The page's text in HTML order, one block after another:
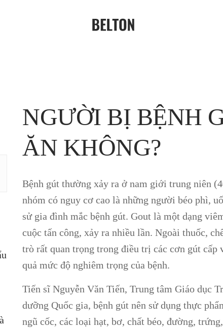
NGƯỜI BỊ BỆNH
ĂN KHÔNG?
Bệnh gút thường xảy ra ở nam giới trung niên
nhóm có nguy cơ cao là những người béo phì,
sử gia đình mắc bệnh gút. Gout là một dạng
cuộc tấn công, xảy ra nhiều lần. Ngoài thuốc,
trò rất quan trọng trong điều trị các cơn gút cấp
quả mức độ nghiêm trọng của bệnh.
Tiến sĩ Nguyễn Văn Tiến, Trung tâm Giáo dục
dưỡng Quốc gia, bệnh gút nên sử dụng thực
ngũ cốc, các loại hạt, bơ, chất béo, đường,